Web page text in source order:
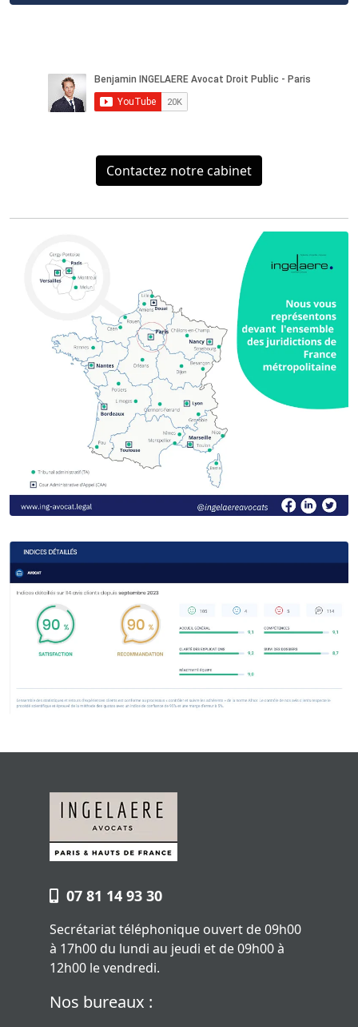
Contactez notre cabinet
07 81 14 93 30
Secrétariat téléphonique ouvert de 09h00
à 17h00 du lundi au jeudi et de 09h00 à
12h00 le vendredi.
Nos bureaux :